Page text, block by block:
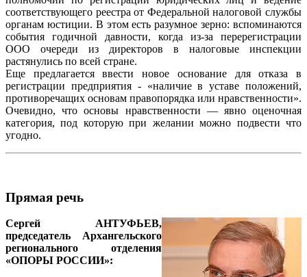
соответствующего реестра от Федеральной налоговой службы
органам юстиции. В этом есть разумное зерно: вспоминаются
события годичной давности, когда из-за перерегистрации
ООО очереди из директоров в налоговые инспекции
растянулись по всей стране.
Еще предлагается ввести новое основание для отказа в
регистрации предприятия - «наличие в уставе положений,
противоречащих основам правопорядка или нравственности».
Очевидно, что основы нравственности — явно оценочная
категория, под которую при желании можно подвести что
угодно.
Прямая речь
Сергей АНТУФЬЕВ,
председатель Архангельского
регионального отделения
«ОПОРЫ РОССИИ»: